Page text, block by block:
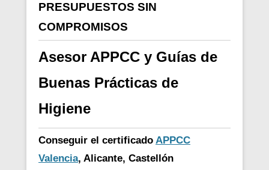
PRESUPUESTOS SIN
COMPROMISOS
Asesor APPCC y Guías de
Buenas Prácticas de
Higiene
Conseguir el certificado APPCC
Valencia, Alicante, Castellón